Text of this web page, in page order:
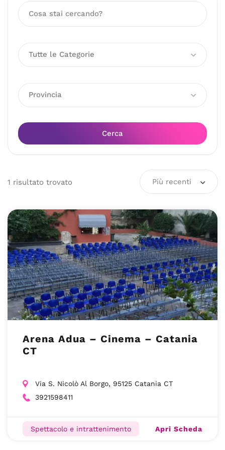
Tutte le Categorie
Provincia
Cerca
1 risultato trovato Più recenti
Arena Adua – Cinema – Catania
CT
Via S. Nicolò Al Borgo, 95125 Catania CT
3921598411
Spettacolo e intrattenimento Apri Scheda